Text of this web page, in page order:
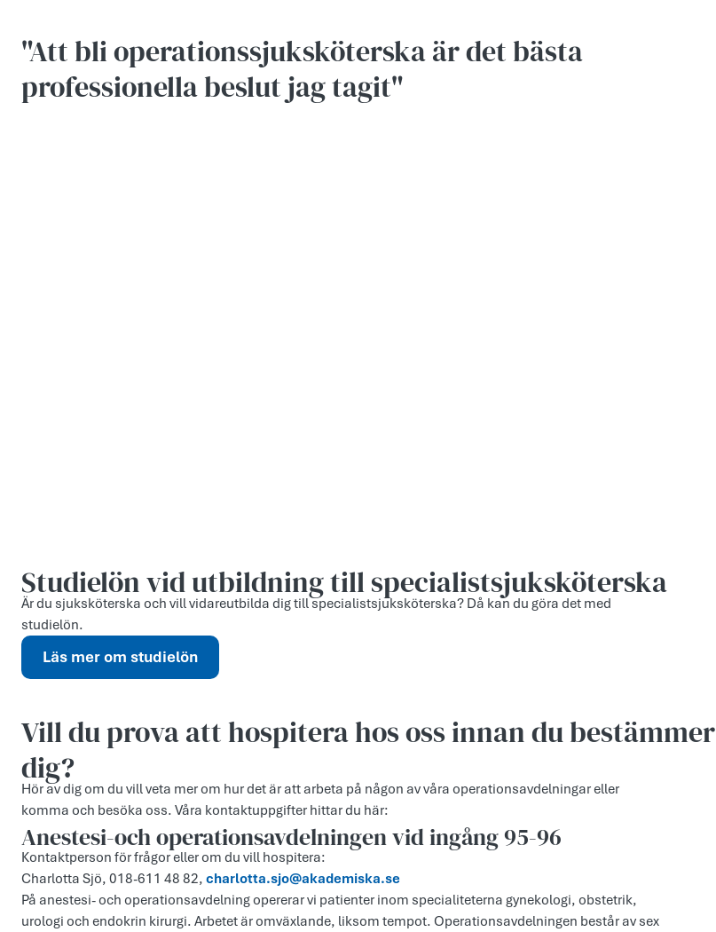
"Att bli operationssjuksköterska är det bästa
professionella beslut jag tagit"
Studielön vid utbildning till specialistsjuksköterska
Är du sjuksköterska och vill vidareutbilda dig till specialistsjuksköterska? Då kan du göra det med
studielön.
Läs mer om studielön
Vill du prova att hospitera hos oss innan du bestämmer
dig?
Hör av dig om du vill veta mer om hur det är att arbeta på någon av våra operationsavdelningar eller
komma och besöka oss. Våra kontaktuppgifter hittar du här:
Anestesi-och operationsavdelningen vid ingång 95-96
Kontaktperson för frågor eller om du vill hospitera:
Charlotta Sjö, 018-611 48 82, charlotta.sjo@akademiska.se
På anestesi- och operationsavdelning opererar vi patienter inom specialiteterna gynekologi, obstetrik,
urologi och endokrin kirurgi. Arbetet är omväxlande, liksom tempot. Operationsavdelningen består av sex